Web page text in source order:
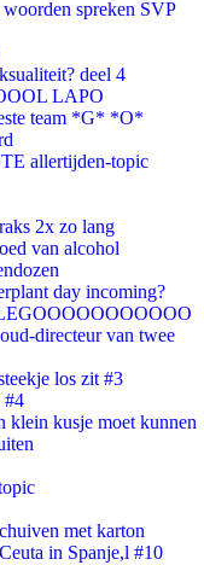
woorden spreken SVP
deel 4
LAPO
team *G* *O*
allertijden-topic
2x zo lang
van alcohol
day incoming?
directeur van twee
los zit #3
#4
klein kusje moet kunnen
met karton
in Spanje,l #10